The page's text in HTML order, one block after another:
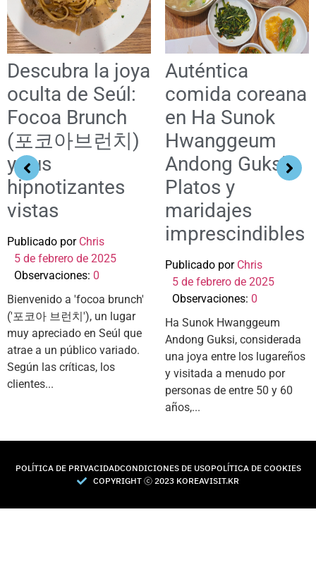
Descubra la joya
oculta de Seúl:
Focoa Brunch
(포코아브런치)
y sus
hipnotizantes
vistas
Publicado por Chris
5 de febrero de 2025
Observaciones: 0
Bienvenido a 'focoa brunch'
('포코아 브런치'), un lugar
muy apreciado en Seúl que
atrae a un público variado.
Según las críticas, los
clientes...
Auténtica
comida coreana
en Ha Sunok
Hwanggeum
Andong Guksi:
Platos y
maridajes
imprescindibles
Publicado por Chris
5 de febrero de 2025
Observaciones: 0
Ha Sunok Hwanggeum
Andong Guksi, considerada
una joya entre los lugareños
y visitada a menudo por
personas de entre 50 y 60
años,...
POLÍTICA DE PRIVACIDADCONDICIONES DE USOPOLÍTICA DE COOKIES
COPYRIGHT Ⓒ 2023 KOREAVISIT.KR